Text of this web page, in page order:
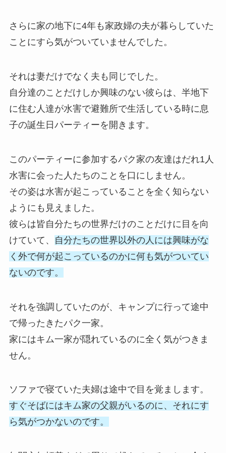
さらに家の地下に4年も家政婦の夫が暮らしていた
ことにすら気がついていませんでした。
それは妻だけでなく夫も同じでした。
自分達のことだけしか興味のない彼らは、半地下
に住む人達が水害で避難所で生活している時に息
子の誕生日パーティーを開きます。
このパーティーに参加するパク家の友達はだれ1人
水害に会った人たちのことを口にしません。
その姿は水害が起こっていることを全く知らない
ようにも見えました。
彼らは皆自分たちの世界だけのことだけに目を向
けていて、
自分たちの世界以外の人には興味がな
く外で何が起こっているのかに何も気がついてい
ないのです。
それを強調していたのが、キャンプに行って途中
で帰ったきたパク一家。
家にはキム一家が隠れているのに全く気がつきま
せん。
ソファで寝ていた夫婦は途中で目を覚まします。
すぐそばにはキム家の父親がいるのに、それにす
ら気がつかないのです。